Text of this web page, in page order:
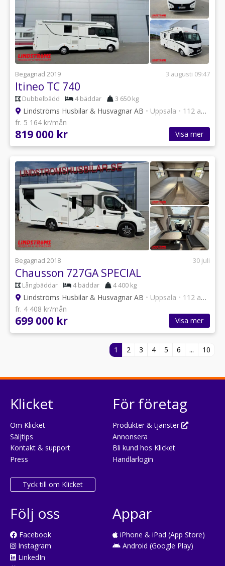
Begagnad 2019 3 augusti 09:47
Itineo TC 740
Dubbelbädd 4 bäddar 3 650 kg
Lindströms Husbilar & Husvagnar AB • Uppsala • 112 annonser
fr. 5 164 kr/mån
819 000 kr Visa mer
Begagnad 2018 30 juli
Chausson 727GA SPECIAL
Långbäddar 4 bäddar 4 400 kg
Lindströms Husbilar & Husvagnar AB • Uppsala • 112 annonser
fr. 4 408 kr/mån
699 000 kr Visa mer
1 2 3 4 5 6 ... 10
Klicket
Om Klicket
Säljtips
Kontakt & support
Press
Tyck till om Klicket
För företag
Produkter & tjänster
Annonsera
Bli kund hos Klicket
Handlarlogin
Följ oss
Facebook
Instagram
LinkedIn
Appar
iPhone & iPad (App Store)
Android (Google Play)